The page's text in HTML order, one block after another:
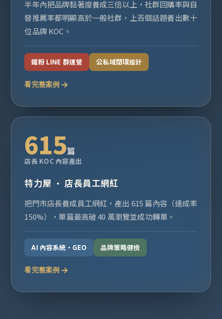
半年內把品牌黏著度養成三倍以上，社群回購率與自
發推薦率都明顯高於一般社群，上百個話題養出數十
位品牌 KOC。
鐵粉 LINE 群運營 公私域閉環設計
看完整案例
615篇
店長 KOC 內容產出
特力屋 · 店長員工網紅
把門市店長養成員工網紅，產出 615 篇內容（達成率
150%），單篇最高破 40 萬瀏覽並成功轉單。
AI 內容系統・GEO 品牌策略健檢
看完整案例